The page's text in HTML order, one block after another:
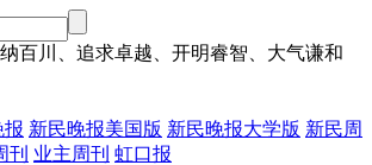
百川、追求卓越、开明睿智、大气谦和
报 新民晚报美国版 新民晚报大学版 新民周
刊 业主周刊 虹口报